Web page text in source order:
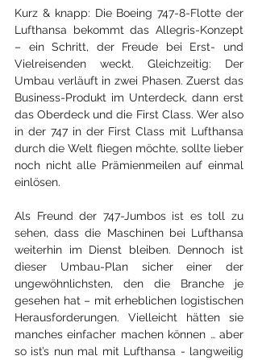
Kurz & knapp: Die Boeing 747-8-Flotte der
Lufthansa bekommt das Allegris-Konzept
– ein Schritt, der Freude bei Erst- und
Vielreisenden weckt. Gleichzeitig: Der
Umbau verläuft in zwei Phasen. Zuerst das
Business-Produkt im Unterdeck, dann erst
das Oberdeck und die First Class. Wer also
in der 747 in der First Class mit Lufthansa
durch die Welt fliegen möchte, sollte lieber
noch nicht alle Prämien­meilen auf einmal
einlösen.
Als Freund der 747-Jumbos ist es toll zu
sehen, dass die Maschinen bei Lufthansa
weiterhin im Dienst bleiben. Dennoch ist
dieser Umbau-Plan sicher einer der
ungewöhnlichsten, den die Branche je
gesehen hat – mit erheblichen logistischen
Herausforderungen. Vielleicht hätten sie
manches einfacher machen können … aber
so ist’s nun mal mit Lufthansa - langweilig